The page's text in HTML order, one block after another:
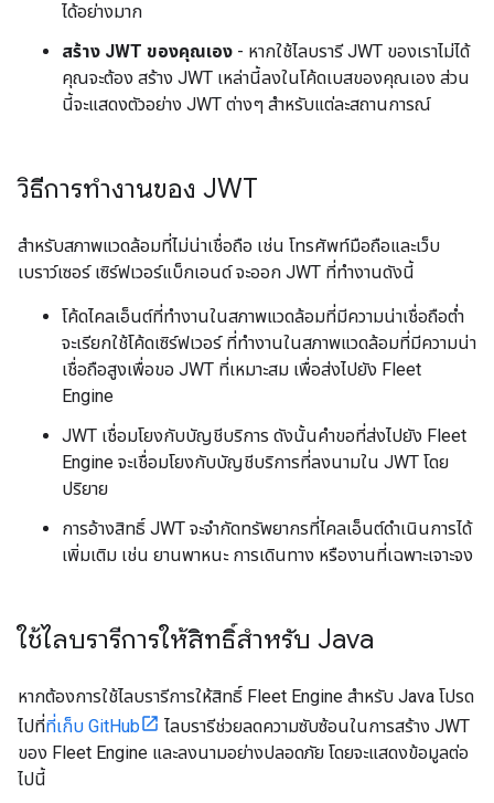
ได้อย่างมาก
สร้าง JWT ของคุณเอง - หากใช้ไลบรารี JWT ของเราไม่ได้
คุณจะต้อง สร้าง JWT เหล่านี้ลงในโค้ดเบสของคุณเอง ส่วน
นี้จะแสดงตัวอย่าง JWT ต่างๆ สำหรับแต่ละสถานการณ์
วิธีการทำงานของ JWT
สำหรับสภาพแวดล้อมที่ไม่น่าเชื่อถือ เช่น โทรศัพท์มือถือและเว็บ
เบราว์เซอร์ เซิร์ฟเวอร์แบ็กเอนด์ จะออก JWT ที่ทำงานดังนี้
โค้ดไคลเอ็นต์ที่ทำงานในสภาพแวดล้อมที่มีความน่าเชื่อถือต่ำ
จะเรียกใช้โค้ดเซิร์ฟเวอร์ ที่ทำงานในสภาพแวดล้อมที่มีความน่า
เชื่อถือสูงเพื่อขอ JWT ที่เหมาะสม เพื่อส่งไปยัง Fleet
Engine
JWT เชื่อมโยงกับบัญชีบริการ ดังนั้นคำขอที่ส่งไปยัง Fleet
Engine จะเชื่อมโยงกับบัญชีบริการที่ลงนามใน JWT โดย
ปริยาย
การอ้างสิทธิ์ JWT จะจำกัดทรัพยากรที่ไคลเอ็นต์ดำเนินการได้
เพิ่มเติม เช่น ยานพาหนะ การเดินทาง หรืองานที่เฉพาะเจาะจง
ใช้ไลบรารีการให้สิทธิ์สำหรับ Java
หากต้องการใช้ไลบรารีการให้สิทธิ์ Fleet Engine สำหรับ Java โปรด
ไปที่ที่เก็บ GitHub
ไลบรารีช่วยลดความซับซ้อนในการสร้าง JWT
ของ Fleet Engine และลงนามอย่างปลอดภัย โดยจะแสดงข้อมูลต่อ
ไปนี้